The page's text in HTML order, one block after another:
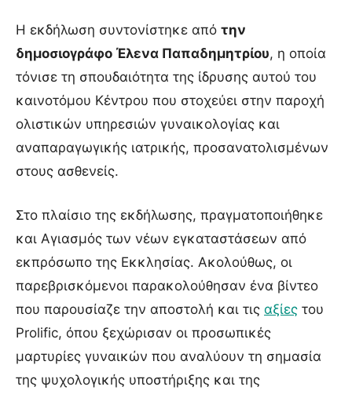
Η εκδήλωση συντονίστηκε από την
δημοσιογράφο Έλενα Παπαδημητρίου, η οποία
τόνισε τη σπουδαιότητα της ίδρυσης αυτού του
καινοτόμου Κέντρου που στοχεύει στην παροχή
ολιστικών υπηρεσιών γυναικολογίας και
αναπαραγωγικής ιατρικής, προσανατολισμένων
στους ασθενείς.
Στο πλαίσιο της εκδήλωσης, πραγματοποιήθηκε
και Αγιασμός των νέων εγκαταστάσεων από
εκπρόσωπο της Εκκλησίας. Ακολούθως, οι
παρεβρισκόμενοι παρακολούθησαν ένα βίντεο
που παρουσίαζε την αποστολή και τις αξίες του
Prolific, όπου ξεχώρισαν οι προσωπικές
μαρτυρίες γυναικών που αναλύουν τη σημασία
της ψυχολογικής υποστήριξης και της